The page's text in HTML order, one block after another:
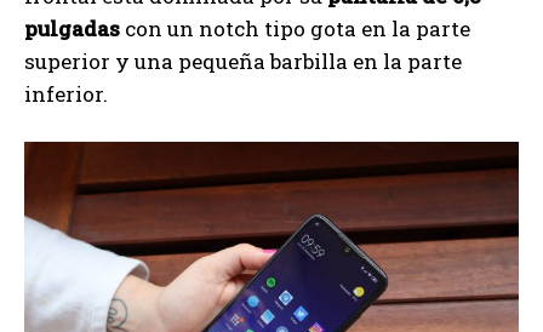
pulgadas con un notch tipo gota en la parte
superior y una pequeña barbilla en la parte
inferior.